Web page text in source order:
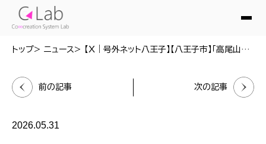
トップ ニュース 【X｜号外ネット八王子】【八王子市】「高尾山はもう無理かも」という気持ちを覆す。「もう一度高尾山に登りたい」という願いを叶える。歩行支援ロボットを使ったバリアフリーハイキングツアーを開催。（20260531）
前の記事 次の記事
2026.05.31